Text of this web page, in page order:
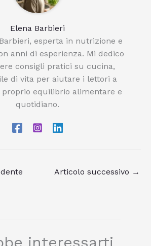
Elena Barbieri
esperta in nutrizione e
anni di esperienza. Mi dedico
consigli pratici su cucina,
di vita per aiutare i lettori a
equilibrio alimentare e
quotidiano.
Articolo successivo →
interessarti